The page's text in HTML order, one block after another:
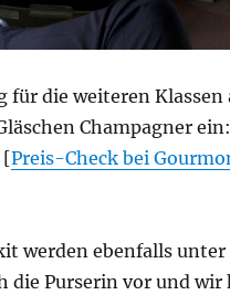
für die weiteren
Champagner ein:
[Preis-Check bei
werden ebenfalls unter
die Purserin vor und